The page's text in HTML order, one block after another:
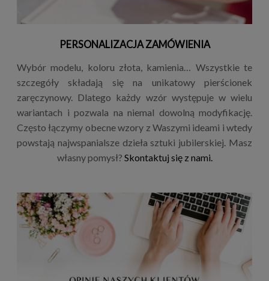
PERSONALIZACJA ZAMÓWIENIA
Wybór modelu, koloru złota, kamienia… Wszystkie te
szczegóły składają się na unikatowy pierścionek
zaręczynowy. Dlatego każdy wzór występuje w wielu
wariantach i pozwala na niemal dowolną modyfikację.
Często łączymy obecne wzory z Waszymi ideami i wtedy
powstają najwspanialsze dzieła sztuki jubilerskiej. Masz
własny pomysł? Skontaktuj się z nami.